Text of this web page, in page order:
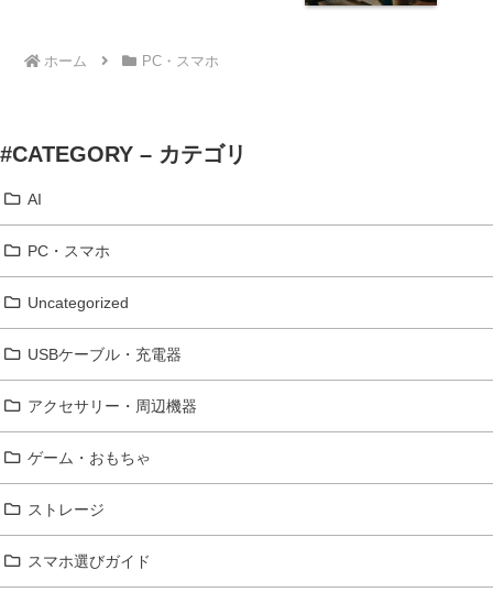
ホーム PC・スマホ
#CATEGORY – カテゴリ
AI
PC・スマホ
Uncategorized
USBケーブル・充電器
アクセサリー・周辺機器
ゲーム・おもちゃ
ストレージ
スマホ選びガイド